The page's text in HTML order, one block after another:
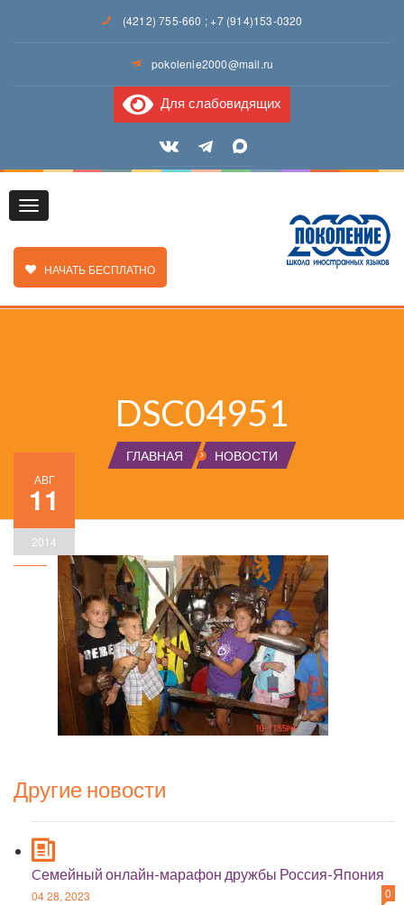
(4212) 755-660 ;+7 (914)153-0320
pokolenie2000@mail.ru
Для слабовидящих
Toggle
ЗАКАЗАТЬ ЗВОНОК
НАЧАТЬ БЕСПЛАТНО
DSC04951
ГЛАВНАЯ НОВОСТИ
АВГ
11
2014
Другие новости
Cемейный онлайн-марафон дружбы Россия-Япония
04 28, 2023 0